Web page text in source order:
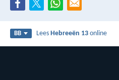
BB LeesHebreeën 13 online